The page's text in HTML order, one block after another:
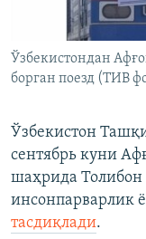
Ўзбекистондан
борган поезд (ТИВ
Ўзбекистон
сентябрь куни
шаҳрида Толибон
инсонпарварлик
тасдиқлади.